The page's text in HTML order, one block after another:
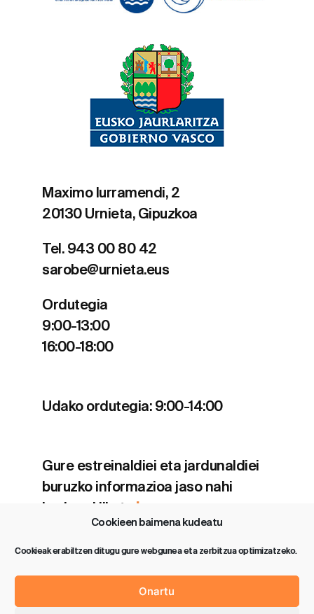
Cookieen baimena kudeatu
Cookieak erabiltzen ditugu gure webgunea eta zerbitzua optimizatzeko.
Onartu
Maximo Iurramendi, 2
20130 Urnieta, Gipuzkoa
Tel. 943 00 80 42
sarobe@urnieta.eus
Ordutegia
9:00-13:00
16:00-18:00
Udako ordutegia: 9:00-14:00
Gure estreinaldiei eta jardunaldiei
buruzko informazioa jaso nahi